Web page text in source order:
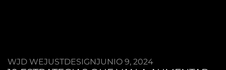
WJD WEJUSTDESIGNJUNIO 9, 2024